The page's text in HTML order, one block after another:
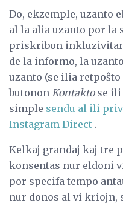
Do, ekzemple, uzanto
al la alia uzanto por la
priskribon
de la informo, la
uzanto (se ilia
butonon Kontaktose ili
simple sendu al ili
Instagram Direct .
Kelkaj grandaj kaj tre
konsentas nur eldoni
por specifa tempo
nur donos al vi kriojn,